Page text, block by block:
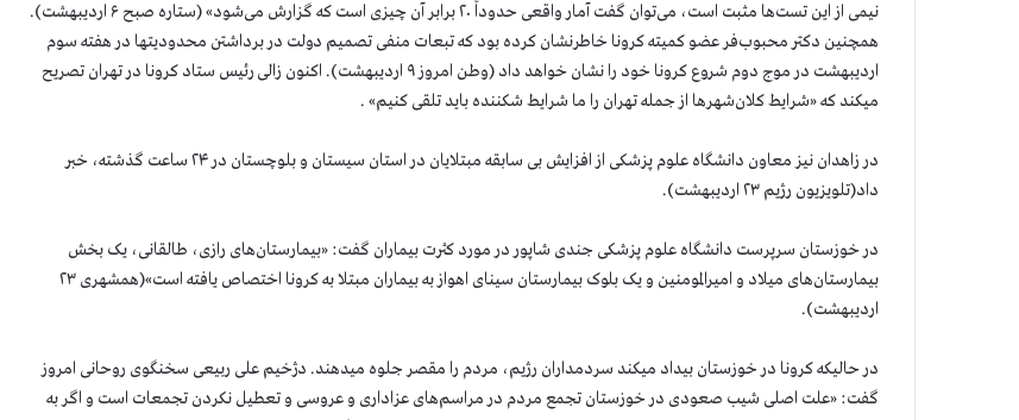
نیمی از این تست‌ها مثبت است، می‌توان گفت آمار واقعی حدوداً ۲۰ برابر آن چیزی است که گزارش می‌شود» (ستاره صبح ۶ اردیبهشت).
همچنین دکتر محبوب‌فر عضو کمیته کرونا خاطرنشان کرده بود که تبعات منفی تصمیم دولت در برداشتن محدودیتها در هفته سوم
اردیبهشت در موج دوم شروع کرونا خود را نشان خواهد داد (وطن امروز ۹ اردیبهشت). اکنون زالی رئیس ستاد کرونا در تهران تصریح
میکند که «شرایط کلان‌شهرها از جمله تهران را ما شرایط شکننده باید تلقی کنیم» .
در زاهدان نیز معاون دانشگاه علوم پزشکی از افزایش بی سابقه مبتلایان در استان سیستان و بلوچستان در ۲۴ ساعت گذشته، خبر
داد(تلویزیون رژیم ۲۳ اردیبهشت).
در خوزستان سرپرست دانشگاه علوم پزشکی جندی شاپور در مورد کثرت بیماران گفت: «بیمارستان‌های رازی، طالقانی، یک بخش
بیمارستان‌های میلاد و امیرالمومنین و یک بلوک بیمارستان سینای اهواز به بیماران مبتلا به کرونا اختصاص یافته است»(همشهری ۲۳
اردیبهشت).
در حالیکه کرونا در خوزستان بیداد میکند سردمداران رژیم، مردم را مقصر جلوه میدهند. دژخیم علی ربیعی سخنگوی روحانی امروز
گفت: «علت اصلی شیب صعودی در خوزستان تجمع مردم در مراسم‌های عزاداری و عروسی و تعطیل نکردن تجمعات است و اگر به